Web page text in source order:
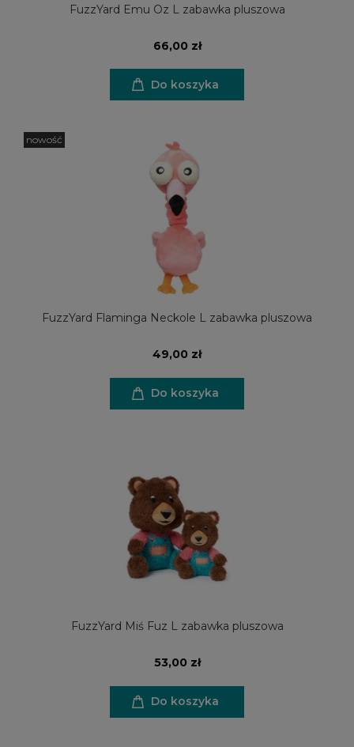
FuzzYard Emu Oz L zabawka pluszowa
66,00 zł
Do koszyka
FuzzYard Flaminga Neckole L zabawka pluszowa
49,00 zł
Do koszyka
nowość
FuzzYard Miś Fuz L zabawka pluszowa
53,00 zł
Do koszyka